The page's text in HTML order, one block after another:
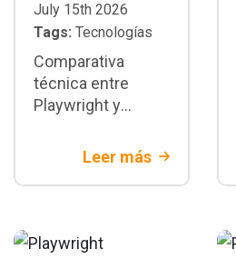
July 15th 2026
Tags: Tecnologías
Comparativa
técnica entre
Playwright y
diferencias
velocidad,
escenarios donde
cada framework
Leer más